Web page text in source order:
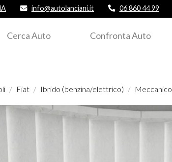
info@autolanciani.it 06 860 44 99
Cerca Auto Confronta Auto
Fiat Ibrido (benzina/elettrico) Meccanico